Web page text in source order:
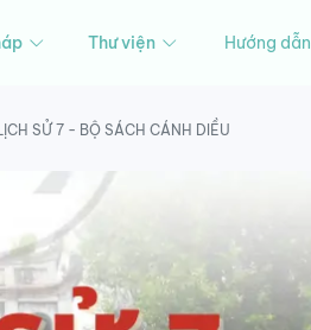
Thư viện Hướng dẫn
SỬ 7 - BỘ SÁCH CÁNH DIỀU